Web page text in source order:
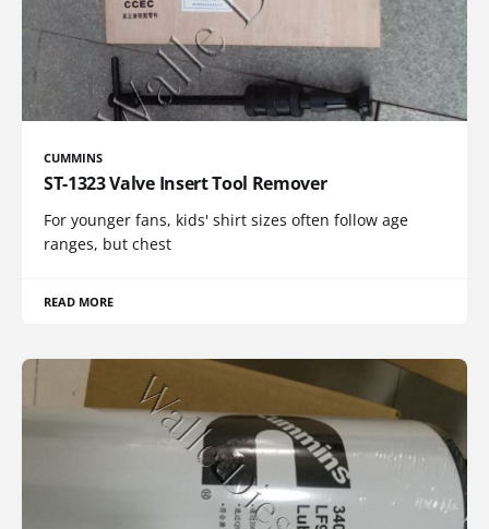
CUMMINS
ST-1323 Valve Insert Tool Remover
For younger fans, kids' shirt sizes often follow age
ranges, but chest
READ MORE